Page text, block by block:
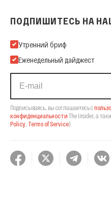
ПОДПИШИТЕСЬ НА
Подпишитесь на нашу Email-
Утренний бриф
Еженедельный дайджест
Подписываясь, вы соглашаетесь с
конфиденциальности The Insider, а
Policy, Terms of Service).